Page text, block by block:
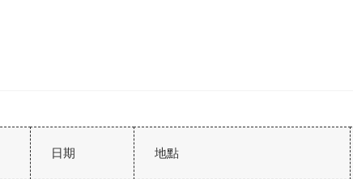
日期 地點